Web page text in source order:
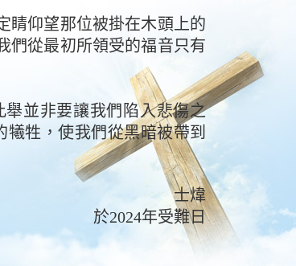
睛仰望那位被掛在木頭上的
們從最初所領受的福音只有
並非要讓我們陷入悲傷之
牲，使我們從黑暗被帶到
士煒
於2024年受難日